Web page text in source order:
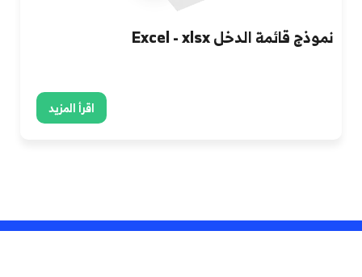
نموذج قائمة الدخل Excel - xlsx
اقرأ المزيد